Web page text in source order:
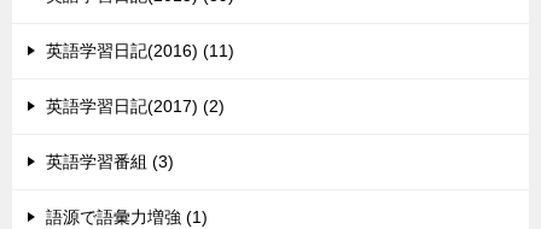
英語学習日記(2016) (11)
英語学習日記(2017) (2)
英語学習番組 (3)
語源で語彙力増強 (1)